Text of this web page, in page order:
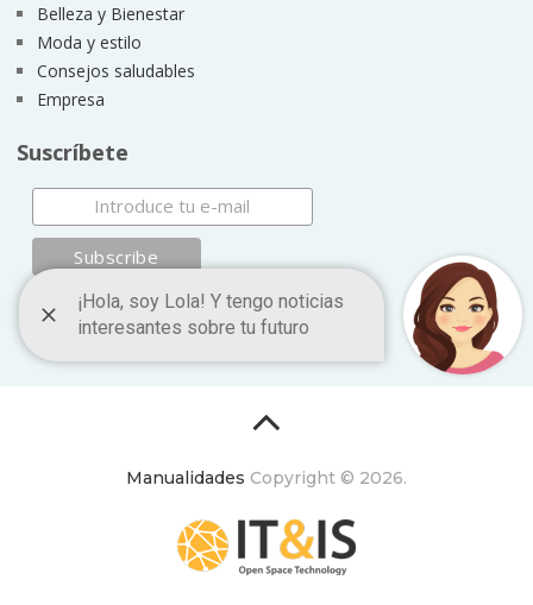
Belleza y Bienestar
Moda y estilo
Consejos saludables
Empresa
Suscríbete
Manualidades Copyright © 2026.